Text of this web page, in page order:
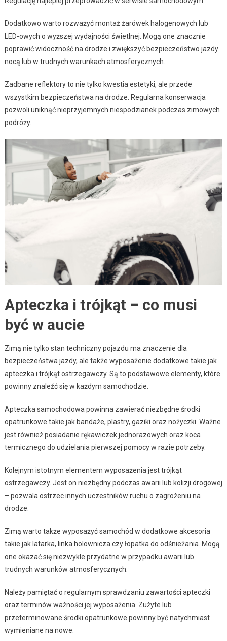
Dodatkowo warto rozważyć montaż żarówek halogenowych lub
LED-owych o wyższej wydajności świetlnej. Mogą one znacznie
poprawić widoczność na drodze i zwiększyć bezpieczeństwo jazdy
nocą lub w trudnych warunkach atmosferycznych.
Zadbane reflektory to nie tylko kwestia estetyki, ale przede
wszystkim bezpieczeństwa na drodze. Regularna konserwacja
pozwoli uniknąć nieprzyjemnych niespodzianek podczas zimowych
podróży.
Apteczka i trójkąt – co musi
być w aucie
Zimą nie tylko stan techniczny pojazdu ma znaczenie dla
bezpieczeństwa jazdy, ale także wyposażenie dodatkowe takie jak
apteczka i trójkąt ostrzegawczy. Są to podstawowe elementy, które
powinny znaleźć się w każdym samochodzie.
Apteczka samochodowa powinna zawierać niezbędne środki
opatrunkowe takie jak bandaże, plastry, gaziki oraz nożyczki. Ważne
jest również posiadanie rękawiczek jednorazowych oraz koca
termicznego do udzielania pierwszej pomocy w razie potrzeby.
Kolejnym istotnym elementem wyposażenia jest trójkąt
ostrzegawczy. Jest on niezbędny podczas awarii lub kolizji drogowej
– pozwala ostrzec innych uczestników ruchu o zagrożeniu na
drodze.
Zimą warto także wyposażyć samochód w dodatkowe akcesoria
takie jak latarka, linka holownicza czy łopatka do odśnieżania. Mogą
one okazać się niezwykle przydatne w przypadku awarii lub
trudnych warunków atmosferycznych.
Należy pamiętać o regularnym sprawdzaniu zawartości apteczki
oraz terminów ważności jej wyposażenia. Zużyte lub
przeterminowane środki opatrunkowe powinny być natychmiast
wymieniane na nowe.